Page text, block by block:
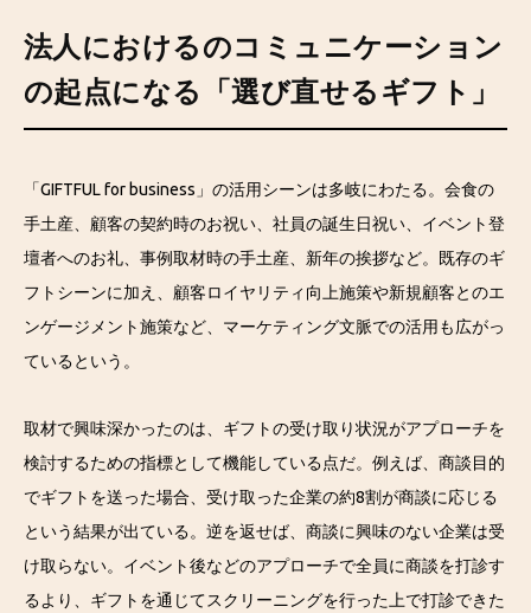
法人におけるのコミュニケーション
の起点になる「選び直せるギフト」
「GIFTFUL for business」の活用シーンは多岐にわたる。会食の
手土産、顧客の契約時のお祝い、社員の誕生日祝い、イベント登
壇者へのお礼、事例取材時の手土産、新年の挨拶など。既存のギ
フトシーンに加え、顧客ロイヤリティ向上施策や新規顧客とのエ
ンゲージメント施策など、マーケティング文脈での活用も広がっ
ているという。
取材で興味深かったのは、ギフトの受け取り状況がアプローチを
検討するための指標として機能している点だ。例えば、商談目的
でギフトを送った場合、受け取った企業の約8割が商談に応じる
という結果が出ている。逆を返せば、商談に興味のない企業は受
け取らない。イベント後などのアプローチで全員に商談を打診す
るより、ギフトを通じてスクリーニングを行った上で打診できた